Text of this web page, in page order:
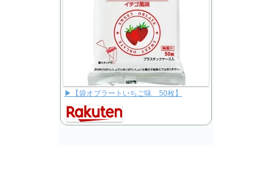
▶【袋オブラートいちご味 50枚】